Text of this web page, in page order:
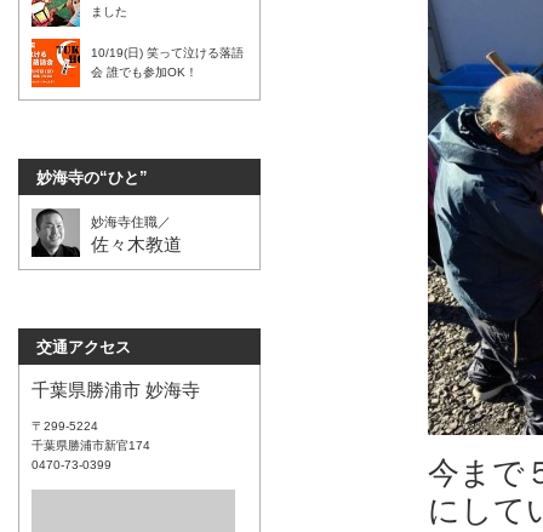
今まで
にして
ました
10/19(日) 笑って泣ける落語
会 誰でも参加OK！
妙海寺の“ひと”
妙海寺住職／
佐々木教道
交通アクセス
千葉県勝浦市 妙海寺
〒299-5224
千葉県勝浦市新官174
0470-73-0399